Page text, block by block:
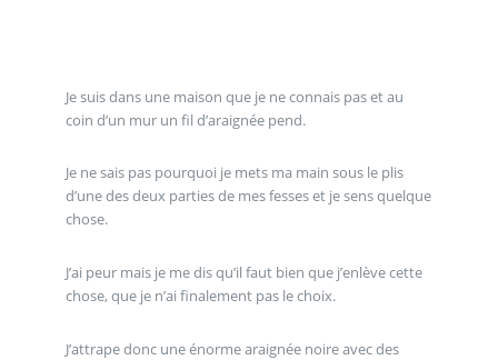
Je suis dans une maison que je ne connais pas et au
coin d’un mur un fil d’araignée pend.
Je ne sais pas pourquoi je mets ma main sous le plis
d’une des deux parties de mes fesses et je sens quelque
chose.
J’ai peur mais je me dis qu’il faut bien que j’enlève cette
chose, que je n’ai finalement pas le choix.
J’attrape donc une énorme araignée noire avec des